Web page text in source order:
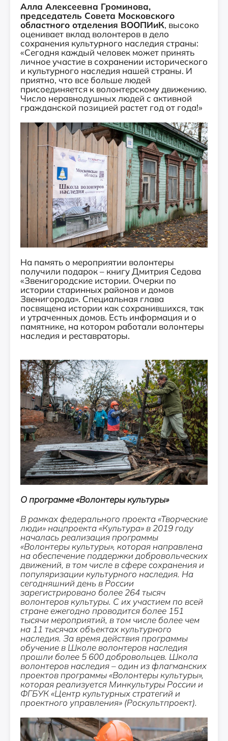
Алла Алексеевна Громинова,
председатель Совета Московского
областного отделения ВООПИиК, высоко
оценивает вклад волонтеров в дело
сохранения культурного наследия страны:
«Сегодня каждый человек может принять
личное участие в сохранении исторического
и культурного наследия нашей страны. И
приятно, что все больше людей
присоединяется к волонтерскому движению.
Число неравнодушных людей с активной
гражданской позицией растет год от года!»
На память о мероприятии волонтеры
получили подарок – книгу Дмитрия Седова
«Звенигородские истории. Очерки по
истории старинных районов и домов
Звенигорода». Специальная глава
посвящена истории как сохранившихся, так
и утраченных домов. Есть информация и о
памятнике, на котором работали волонтеры
наследия и реставраторы.
О программе «Волонтеры культуры»
В рамках федерального проекта «Творческие
люди» нацпроекта «Культура» в 2019 году
началась реализация программы
«Волонтеры культуры», которая направлена
на обеспечение поддержки добровольческих
движений, в том числе в сфере сохранения и
популяризации культурного наследия. На
сегодняшний день в России
зарегистрировано более 264 тысяч
волонтеров культуры. С их участием по всей
стране ежегодно проводится более 151
тысячи мероприятий, в том числе более чем
на 11 тысячах объектах культурного
наследия. За время действия программы
обучение в Школе волонтеров наследия
прошли более 5 600 добровольцев. Школа
волонтеров наследия – один из флагманских
проектов программы «Волонтеры культуры»,
которая реализуется Минкультуры России и
ФГБУК «Центр культурных стратегий и
проектного управления» (Роскультпроект).